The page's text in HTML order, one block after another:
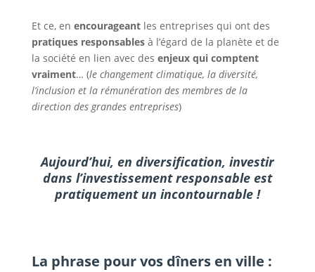
Et ce, en encourageantles entreprises qui ont des
pratiques responsables à l’égard de la planète et de
la société en lien avec des enjeux qui comptent
vraiment… (le changement climatique, la diversité,
l’inclusion et la rémunération des membres de la
direction des grandes entreprises)
Aujourd’hui, en diversification, investir
dans l’investissement responsable est
pratiquement un incontournable !
La phrase pour vos dîners en ville :